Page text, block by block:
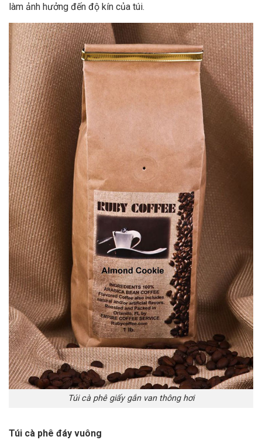
làm ảnh hưởng đến độ kín của túi.
Túi cà phê giấy gắn van thông hơi
Túi cà phê đáy vuông